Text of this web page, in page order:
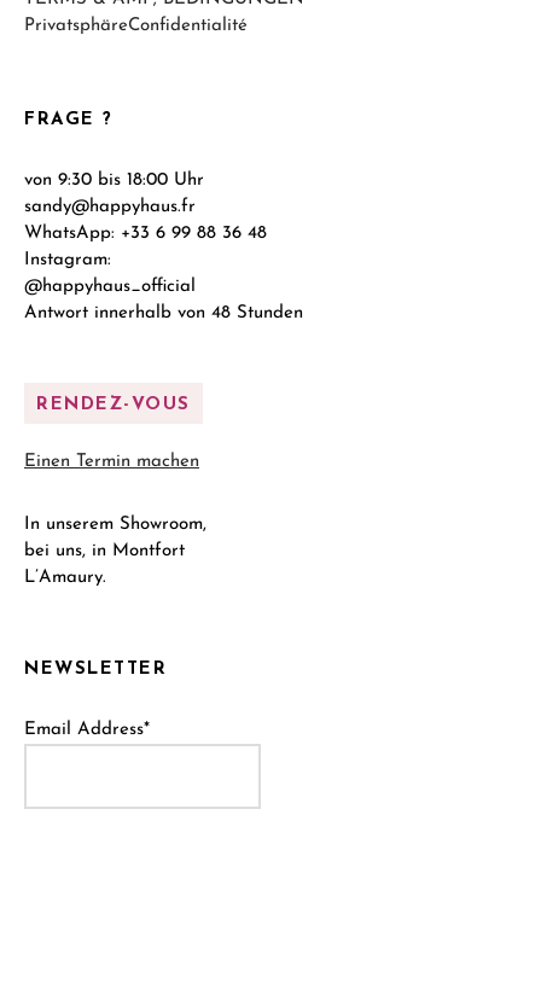
NEWSLETTER
Email Address*
FRAGE ?
von 9:30 bis 18:00 Uhr
sandy@happyhaus.fr
WhatsApp: +33 6 99 88 36 48
Instagram:
@happyhaus_official
Antwort innerhalb von 48 Stunden
RENDEZ-VOUS
Einen Termin machen
In unserem Showroom,
bei uns, in Montfort
L’Amaury.
PrivatsphäreConfidentialité